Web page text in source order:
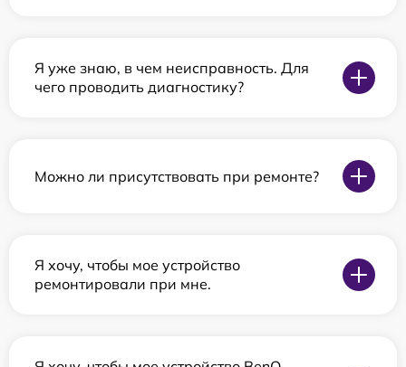
Я уже знаю, в чем неисправность. Для
чего проводить диагностику?
Можно ли присутствовать при ремонте?
Я хочу, чтобы мое устройство
ремонтировали при мне.